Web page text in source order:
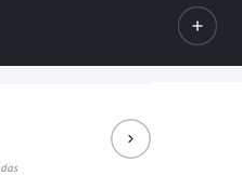
J.K.
rencontres
Les prochains rendez-vous
Enlace externo